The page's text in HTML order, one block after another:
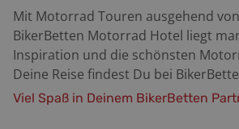
Mit Motorrad Touren ausgehend
BikerBetten Motorrad Hotel liegt
Inspiration und die schönsten
Deine Reise findest Du bei
Viel Spaß in Deinem BikerBetten